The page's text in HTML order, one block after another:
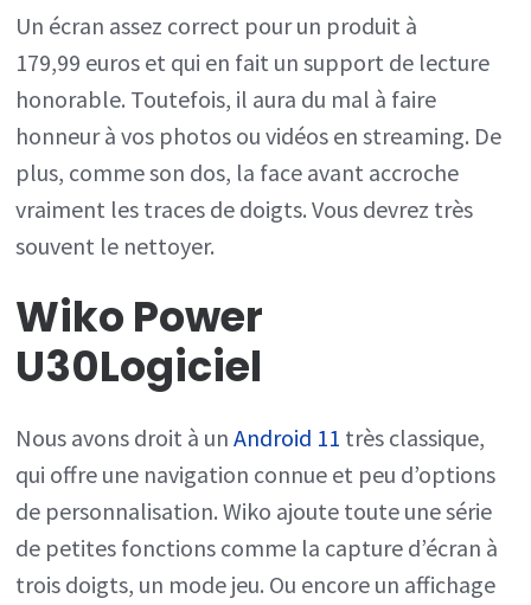
Un écran assez correct pour un produit à
179,99 euros et qui en fait un support de lecture
honorable. Toutefois, il aura du mal à faire
honneur à vos photos ou vidéos en streaming. De
plus, comme son dos, la face avant accroche
vraiment les traces de doigts. Vous devrez très
souvent le nettoyer.
Wiko Power
U30Logiciel
Nous avons droit à unAndroid 11 très classique,
qui offre une navigation connue et peu d’options
de personnalisation. Wiko ajoute toute une série
de petites fonctions comme la capture d’écran à
trois doigts, un mode jeu. Ou encore un affichage